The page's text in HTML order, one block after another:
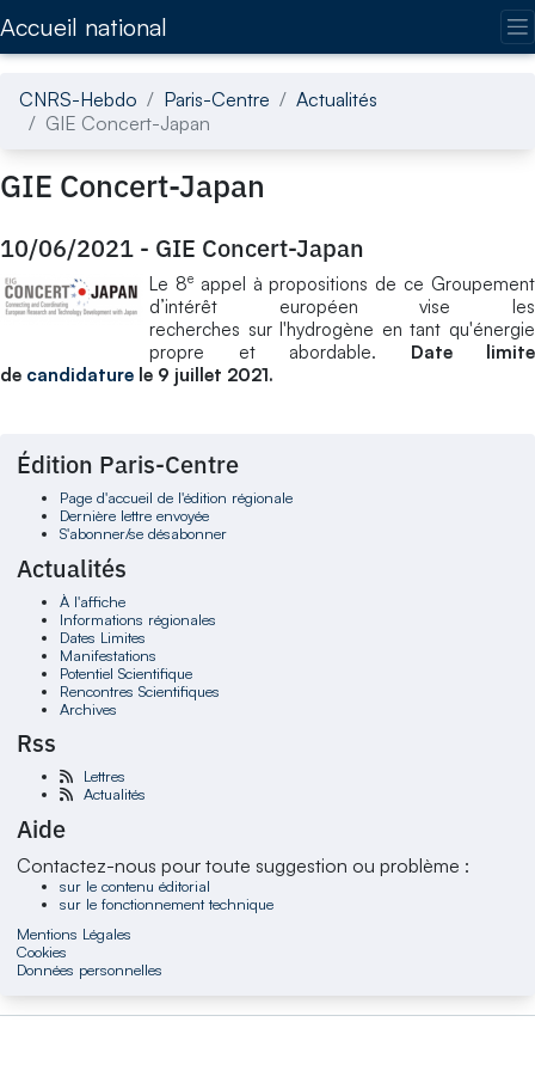
Accueil national
CNRS-Hebdo Paris-Centre
Actualités
GIE Concert-Japan
GIE Concert-Japan
10/06/2021 - GIE Concert-Japan
Le 8eappel à propositions de ce Groupement
d’intérêt européen vise les
recherches sur l'hydrogène en tant qu'énergie
propre et abordable. Date limite
de candidature le 9 juillet 2021.
Édition Paris-Centre
Page d'accueil de l'édition régionale
Dernière lettre envoyée
S'abonner/se désabonner
Actualités
À l'affiche
Informations régionales
Dates Limites
Manifestations
Potentiel Scientifique
Rencontres Scientifiques
Archives
Rss
Lettres
Actualités
Aide
Contactez-nous pour toute suggestion ou problème :
sur le contenu éditorial
sur le fonctionnement technique
Mentions Légales
Cookies
Données personnelles